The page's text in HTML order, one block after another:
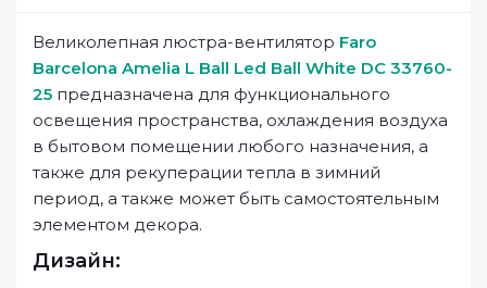
Великолепная люстра-вентилятор Faro
Barcelona Amelia L Ball Led Ball White DC 33760-
25 предназначена для функционального
освещения пространства, охлаждения воздуха
в бытовом помещении любого назначения, а
также для рекуперации тепла в зимний
период, а также может быть самостоятельным
элементом декора.
Дизайн: